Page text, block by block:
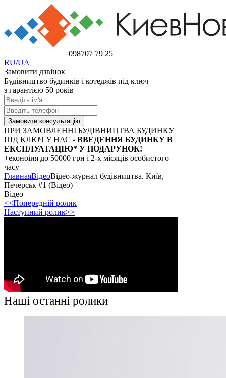
098707 79 25
RU/UA
Замовити дзвінок
Будівництво будинків і котеджів під ключ
з гарантією 50 років
ПРИ ЗАМОВЛЕННІ БУДІВНИЦТВА БУДИНКУ
ПІД КЛЮЧ У НАС - ВВЕДЕННЯ БУДИНКУ В
ЕКСПЛУАТАЦІЮ* У ПОДАРУНОК!
+еконоіия до 50000 грн і 2-х місяців особистого
часу
ГлавнаяВідеоВідео-журнал будівництва. Київ,
Печерськ #1 (Відео)
Відео
<<Попередній ролик
Наступний ролик>>
Наші останні ролики